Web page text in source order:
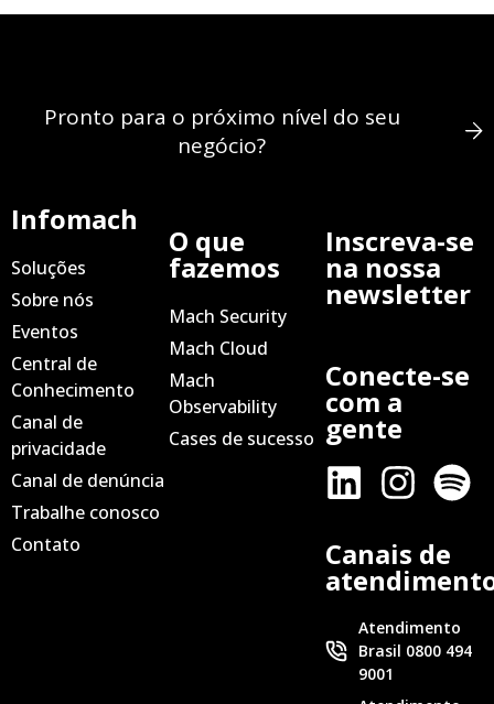
Pronto para o próximo nível do seu
negócio?
Infomach
Soluções
Sobre nós
Eventos
Central de
Conhecimento
Canal de
privacidade
Canal de denúncia
Trabalhe conosco
Contato
O que
fazemos
Mach Security
Mach Cloud
Mach
Observability
Cases de sucesso
Inscreva-se
na nossa
newsletter
Conecte-se
com a
gente
Canais de
Atendimento
Brasil 0800 494
9001